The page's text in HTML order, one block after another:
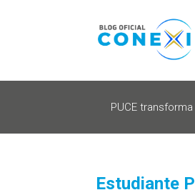
PUCE transforma
Estudiante